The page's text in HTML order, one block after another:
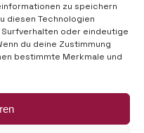
zu speichern
diesen Technologien
oder eindeutige
du deine Zustimmung
bestimmte Merkmale und